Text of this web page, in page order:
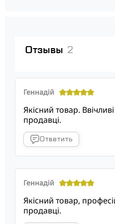
Отзывы 2
Геннадій
Якісний товар.
продавці.
Ответить
Геннадій
Якісний товар,
продавці.